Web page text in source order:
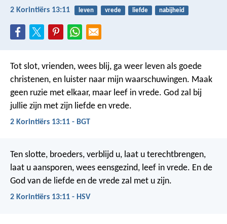
2 Korintiërs 13:11 leven vrede liefde nabijheid
Tot slot, vrienden, wees blij, ga weer leven als goede
christenen, en luister naar mijn waarschuwingen. Maak
geen ruzie met elkaar, maar leef in vrede. God zal bij
jullie zijn met zijn liefde en vrede.
2 Korintiërs 13:11 - BGT
Ten slotte, broeders, verblijd u, laat u terechtbrengen,
laat u aansporen, wees eensgezind, leef in vrede. En de
God van de liefde en de vrede zal met u zijn.
2 Korintiërs 13:11 - HSV